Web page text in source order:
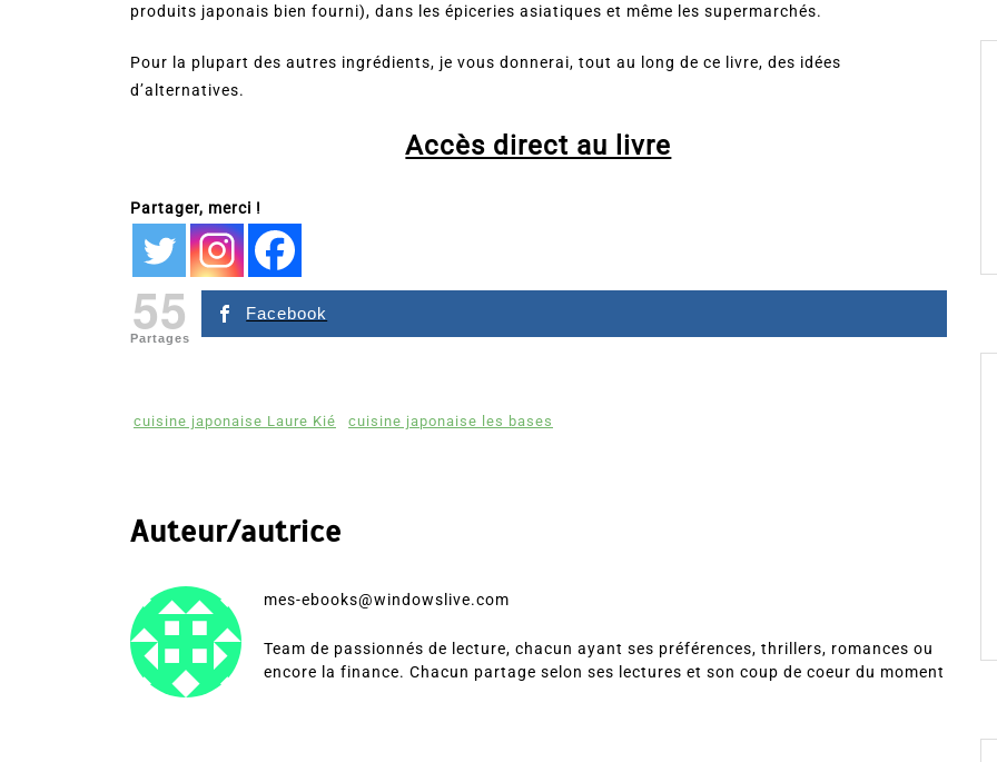
produits japonais bien fourni), dans les épiceries asiatiques et même les supermarchés.
Pour la plupart des autres ingrédients, je vous donnerai, tout au long de ce livre, des idées
d’alternatives.
Accès direct au livre
Partager, merci !
55
Partages
Facebook
cuisine japonaise Laure Kié cuisine japonaise les bases
Auteur/autrice
mes-ebooks@windowslive.com
Team de passionnés de lecture, chacun ayant ses préférences, thrillers, romances ou
encore la finance. Chacun partage selon ses lectures et son coup de coeur du moment